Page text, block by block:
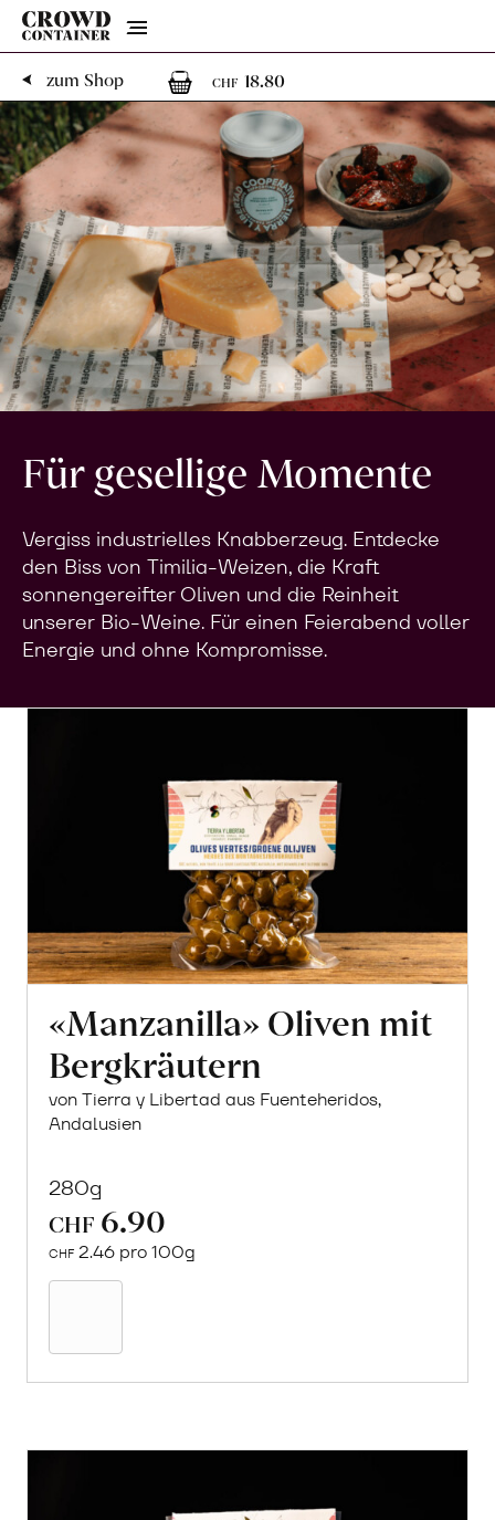
Menu
zum Shop
CHF 18.80
Für gesellige Momente
Vergiss industrielles Knabberzeug. Entdecke
den Biss von Timilia-Weizen, die Kraft
sonnengereifter Oliven und die Reinheit
unserer Bio-Weine. Für einen Feierabend voller
Energie und ohne Kompromisse.
«Manzanilla» Oliven mit
Bergkräutern
von Tierra y Libertad aus Fuenteheridos,
Andalusien
280g
CHF 6.90
CHF 2.46 pro 100g